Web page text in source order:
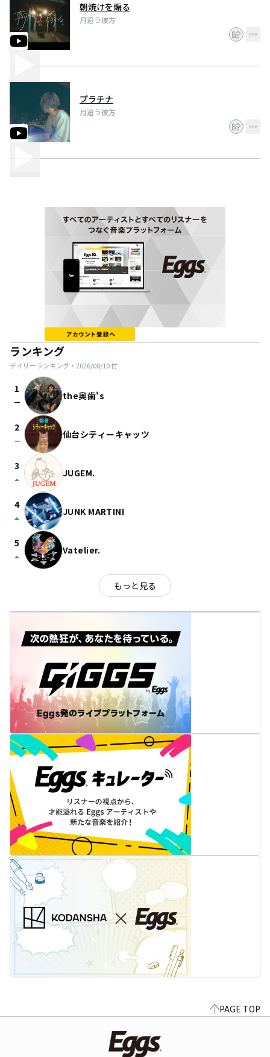
朝焼けを煽る
月追う彼方
プラチナ
月追う彼方
ランキング
デイリーランキング・ 2026/08/10付
1
check_indeterminate_small the奥歯's
2
check_indeterminate_small 仙台シティーキャッツ
3
arrow_drop_up JUGEM.
4
arrow_drop_up JUNK MARTINI
5
arrow_drop_up Vatelier.
もっと見る
PAGE TOP